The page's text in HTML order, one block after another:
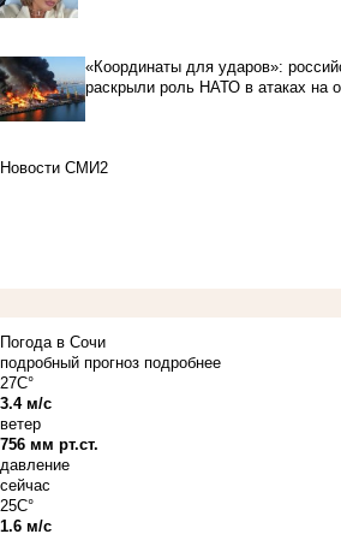
«Координаты для ударов»:
раскрыли роль НАТО в атаках на
Новости СМИ2
Погода в Сочи
подробный прогноз подробнее
27C°
3.4 м/с
ветер
756 мм рт.ст.
давление
сейчас
25C°
1.6 м/с